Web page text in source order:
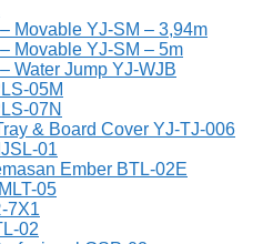
Movable YJ-SM – 3,94m
Movable YJ-SM – 5m
Water Jump YJ-WJB
05M
07N
& Board Cover YJ-TJ-006
01
Ember BTL-02E
05
7X1
02